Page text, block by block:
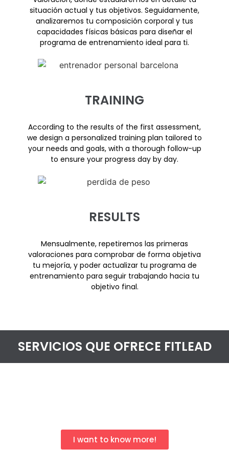
situación actual y tus objetivos. Seguidamente,
analizaremos tu composición corporal y tus
capacidades físicas básicas para diseñar el
programa de entrenamiento ideal para ti.
TRAINING
According to the results of the first assessment,
we design a personalized training plan tailored to
your needs and goals, with a thorough follow-up
to ensure your progress day by day.
RESULTS
Mensualmente, repetiremos las primeras
valoraciones para comprobar de forma objetiva
tu mejoría, y poder actualizar tu programa de
entrenamiento para seguir trabajando hacia tu
objetivo final.
SERVICIOS QUE OFRECE FITLEAD
I want to know more!